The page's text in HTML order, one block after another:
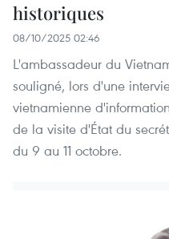
historiques
08/10/2025 02:46
L'ambassadeur du
souligné, lors d'une
vietnamienne
de la visite d'État du
du 9 au 11 octobre.